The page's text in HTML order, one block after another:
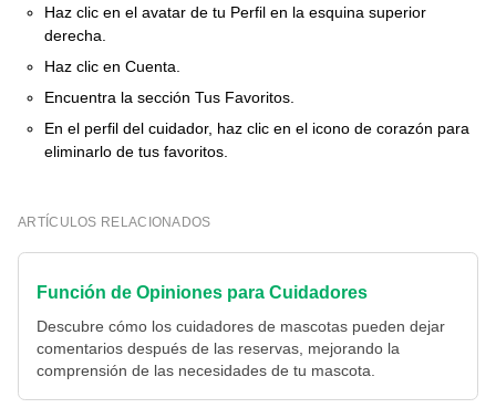
Haz clic en el avatar de tu Perfil en la esquina superior
derecha.
Haz clic en Cuenta.
Encuentra la sección Tus Favoritos.
En el perfil del cuidador, haz clic en el icono de corazón para
eliminarlo de tus favoritos.
ARTÍCULOS RELACIONADOS
Función de Opiniones para Cuidadores
Descubre cómo los cuidadores de mascotas pueden dejar
comentarios después de las reservas, mejorando la
comprensión de las necesidades de tu mascota.